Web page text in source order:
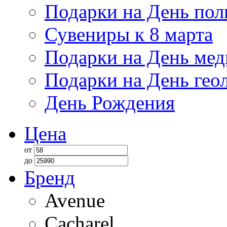
Подарки на День
Сувениры к 8 марта
Подарки на День
Подарки на День
День Рождения
Цена
от
до
Бренд
Avenue